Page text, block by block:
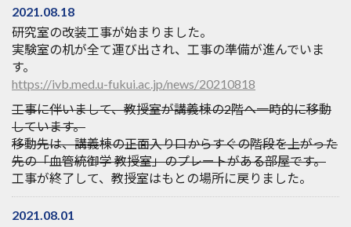
2021.08.18
研究室の改装工事が始まりました。
実験室の机が全て運び出され、工事の準備が進んでいま
す。
https://ivb.med.u-fukui.ac.jp/news/20210818
工事に伴いまして、教授室が講義棟の2階へ一時的に移動
しています。
移動先は、講義棟の正面入り口からすぐの階段を上がった
先の「血管統御学 教授室」のプレートがある部屋です。
工事が終了して、教授室はもとの場所に戻りました。
2021.08.01